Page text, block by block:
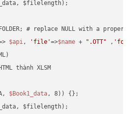
$filelength);
$api, 'file'=>$name + ".OTT" ,
thành XLSM
$Book1_data, 8)) {};
$filelength);